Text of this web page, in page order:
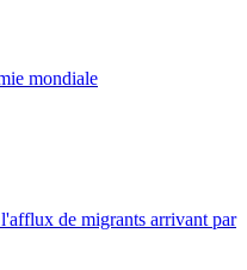
mondiale
de migrants arrivant par